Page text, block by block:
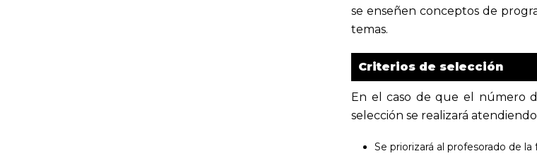
se enseñen conceptos de
temas.
Criterios de selección
En el caso de que el número
selección se realizará
Se priorizará al profesorado de